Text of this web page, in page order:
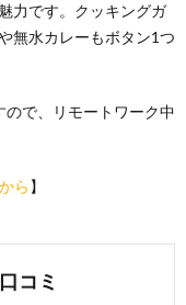
力です。クッキングガ
無水カレーもボタン1つ
で、リモートワーク中
ら 】
コミ